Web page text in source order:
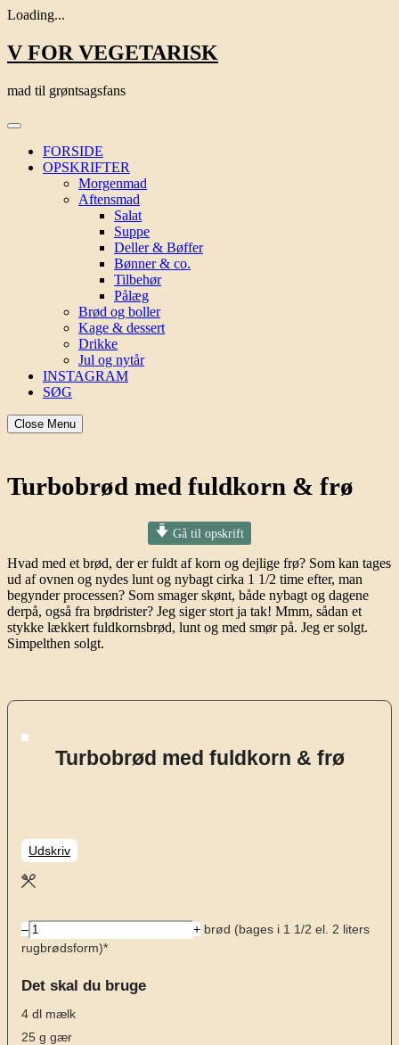
Loading...
Skip
to
V FOR VEGETARISK
mad til grøntsagsfans
FORSIDE
OPSKRIFTER
Morgenmad
Aftensmad
Salat
Suppe
Deller & Bøffer
Bønner & co.
Tilbehør
Pålæg
Brød og boller
Kage & dessert
Drikke
Jul og nytår
INSTAGRAM
SØG
Close Menu
Turbobrød med fuldkorn & frø
Gå til opskrift
Hvad med et brød, der er fuldt af korn og dejlige frø? Som kan tages
ud af ovnen og nydes lunt og nybagt cirka 1 1/2 time efter, man
begynder processen? Som smager skønt, både nybagt og dagene
derpå, også fra brødrister? Jeg siger stort ja tak! Mmm, sådan et
stykke lækkert fuldkornsbrød, lunt og med smør på. Jeg er solgt.
Simpelthen solgt.
Turbobrød med fuldkorn & frø
Udskriv
– + brød (bages i 1 1/2 el. 2 liters
rugbrødsform)*
Det skal du bruge
4 dl mælk
25 g gær